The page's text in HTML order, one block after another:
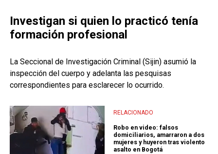
Investigan si quien lo practicó tenía
formación profesional
La Seccional de Investigación Criminal (Sijin) asumió la
inspección del cuerpo y adelanta las pesquisas
correspondientes para esclarecer lo ocurrido.
RELACIONADO
Robo en video: falsos
domiciliarios, amarraron a dos
mujeres y huyeron tras violento
asalto en Bogotá